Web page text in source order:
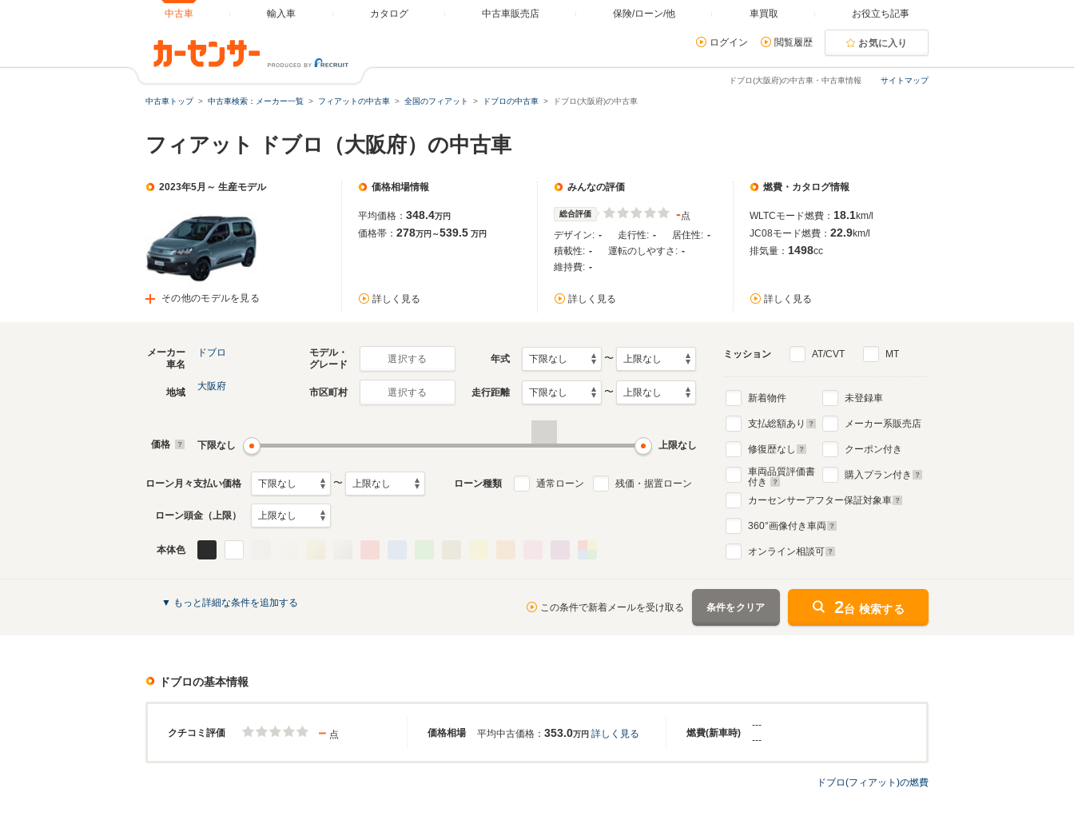
中古車 輸入車 カタログ 中古車販売店 保険/ローン/他 車買取 お役立ち記事
ログイン 閲覧履歴 お気に入り
サイトマップ
ドブロ(大阪府)の中古車・中古車情報
中古車トップ 中古車検索：メーカー一覧 フィアットの中古車 全国のフィアット ドブロの中古車 ドブロ(大阪府)の中古車
フィアット ドブロ（大阪府）の中古車
2023年5月～ 生産モデル
その他のモデルを見る
価格相場情報
平均価格： 348.4万円
価格帯： 278万円～539.5 万円
詳しく見る
みんなの評価
総合評価 -点
デザイン: - 走行性: - 居住性: -
積載性: - 運転のしやすさ: -
維持費: -
詳しく見る
燃費・カタログ情報
WLTCモード燃費： 18.1km/l
JC08モード燃費： 22.9km/l
排気量： 1498cc
詳しく見る
ドブロのカタログを見る
メーカー
車名
ドブロ
モデル・
グレード
選択する 年式 〜
地域
大阪府
市区町村 選択する 走行距離 〜
価格 下限なし 上限なし
ローン月々支払い価格 〜 ローン種類 通常ローン 残価・据置ローン
ローン頭金（上限）
本体色
ミッション AT/CVT MT
新着物件
支払総額あり
修復歴なし
車両品質評価書
付き
未登録車
メーカー系販売店
クーポン付き
購入プラン付き
カーセンサーアフター保証対象車
360°画像付き車両
オンライン相談可
▼ もっと詳細な条件を追加する この条件で新着メールを受け取る 条件をクリア 2台 検索する
ドブロの基本情報
クチコミ評価 価格相場 燃費(新車時)
－ 点 平均中古価格： 353.0万円 詳しく見る
---
---
ドブロ(フィアット)の燃費